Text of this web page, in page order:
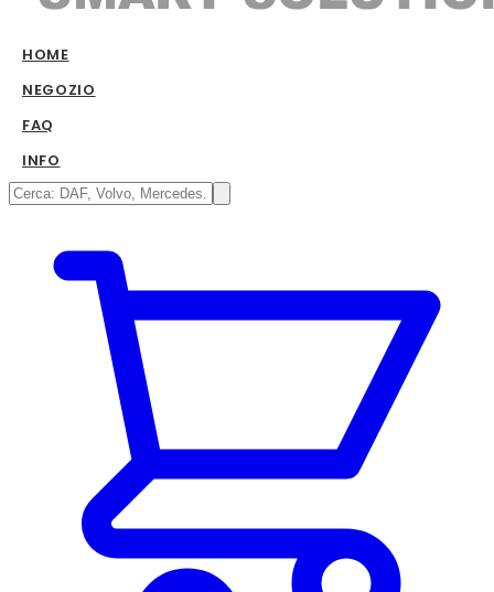
HOME
NEGOZIO
FAQ
INFO